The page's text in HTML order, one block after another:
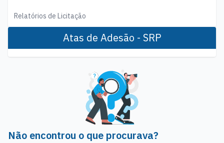
Relatórios de Licitação
Atas de Adesão - SRP
Não encontrou o que procurava?